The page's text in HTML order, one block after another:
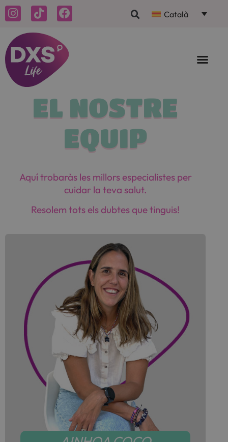
Català
EL NOSTRE
EQUIP
Aquí trobaràs les millors especialistes per
cuidar la teva salut.
Resolem tots els dubtes que tinguis!